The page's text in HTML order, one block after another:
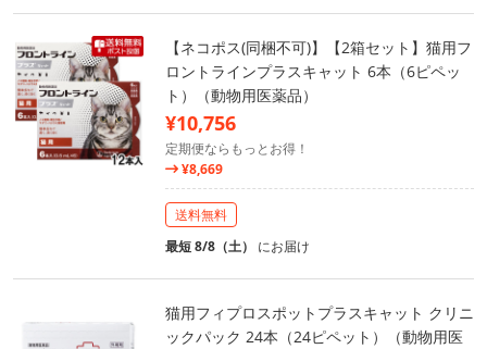
【ネコポス(同梱不可)】【2箱セット】猫用フ
ロントラインプラスキャット 6本（6ピペッ
ト）（動物用医薬品）
¥10,756
定期便ならもっとお得！
¥8,669
送料無料
最短 8/8（土） にお届け
猫用フィプロスポットプラスキャット クリニ
ックパック 24本（24ピペット）（動物用医